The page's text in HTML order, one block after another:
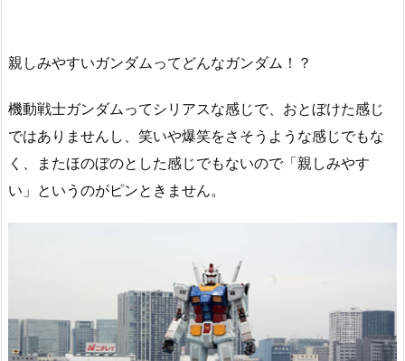
親しみやすいガンダムってどんなガンダム！？
機動戦士ガンダムってシリアスな感じで、おとぼけた感じ
ではありませんし、笑いや爆笑をさそうような感じでもな
く、またほのぼのとした感じでもないので「親しみやす
い」というのがピンときません。